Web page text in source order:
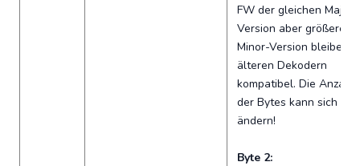
FW der gleichen Major-
Version aber größerer
Minor-Version bleiben
älteren Dekodern
kompatibel. Die Anzahl
der Bytes kann sich
ändern!
Byte 2: